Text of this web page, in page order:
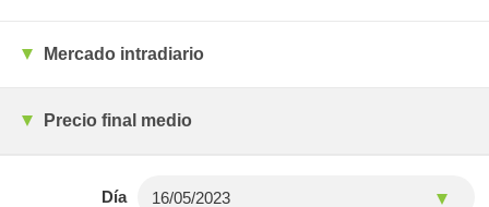
Mercado intradiario
Precio final medio
Día